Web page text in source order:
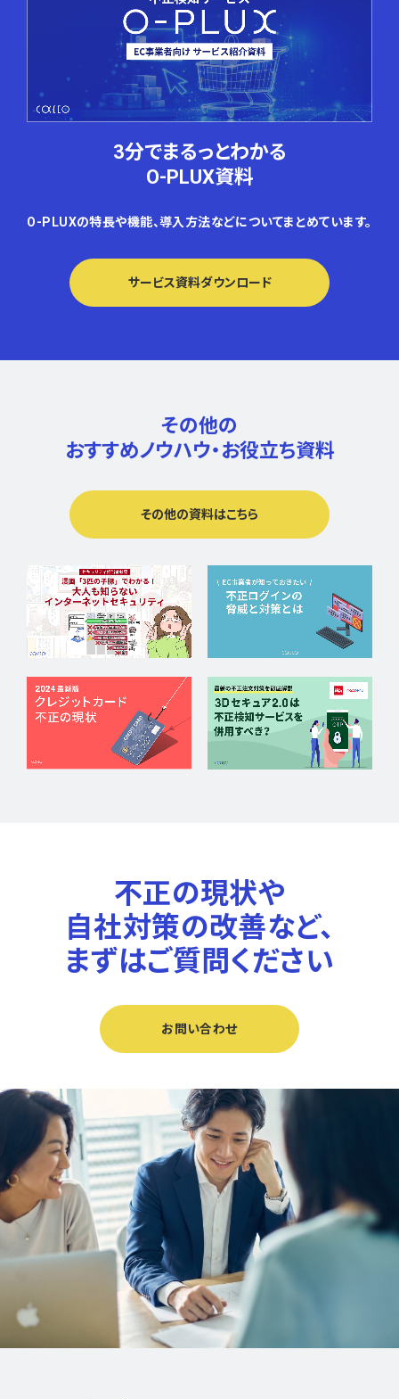
3分でまるっとわかる
O-PLUX資料
O-PLUXの特長や機能、導入方法などについてまとめています。
サービス資料ダウンロード
その他の
おすすめノウハウ・ お役立ち資料
その他の資料はこちら
不正の現状や
自社対策の改善など、
まずはご質問ください
お問い合わせ